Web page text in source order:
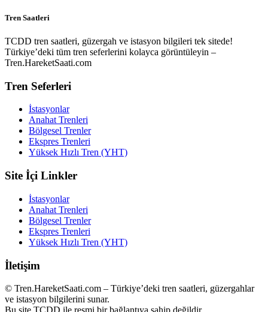
Tren Saatleri
TCDD tren saatleri, güzergah ve istasyon bilgileri tek sitede!
Türkiye’deki tüm tren seferlerini kolayca görüntüleyin –
Tren.HareketSaati.com
Tren Seferleri
İstasyonlar
Anahat Trenleri
Bölgesel Trenler
Ekspres Trenleri
Yüksek Hızlı Tren (YHT)
Site İçi Linkler
İstasyonlar
Anahat Trenleri
Bölgesel Trenler
Ekspres Trenleri
Yüksek Hızlı Tren (YHT)
İletişim
© Tren.HareketSaati.com – Türkiye’deki tren saatleri, güzergahlar
ve istasyon bilgilerini sunar.